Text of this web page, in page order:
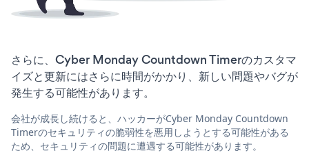
さらに、Cyber Monday Countdown Timerのカスタマ
イズと更新にはさらに時間がかかり、新しい問題やバグが
発生する可能性があります。
会社が成長し続けると、ハッカーがCyber Monday Countdown
Timerのセキュリティの脆弱性を悪用しようとする可能性がある
ため、セキュリティの問題に遭遇する可能性があります。